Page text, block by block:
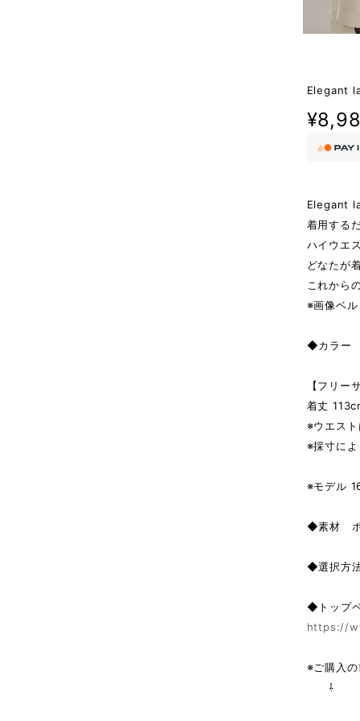
Elegant
Elegant
着用する
ハイウエ
どなたが
これから
※画像ベ
◆カラ
【フリー
着丈
※ウエス
※採寸に
※モデル
◆素材 ポ
◆選択方
◆トップ
https://
※ご購入
⇩